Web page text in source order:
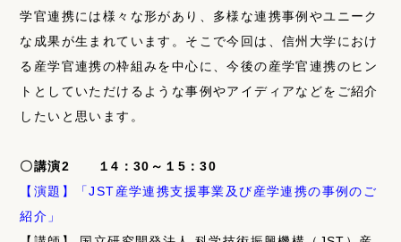
学官連携には様々な形があり、多様な連携事例やユニーク
な成果が生まれています。そこで今回は、信州大学におけ
る産学官連携の枠組みを中心に、今後の産学官連携のヒン
トとしていただけるような事例やアイディアなどをご紹介
したいと思います。
〇講演2 １4：30～１5：30
【演題】「JST産学連携支援事業及び産学連携の事例のご
紹介」